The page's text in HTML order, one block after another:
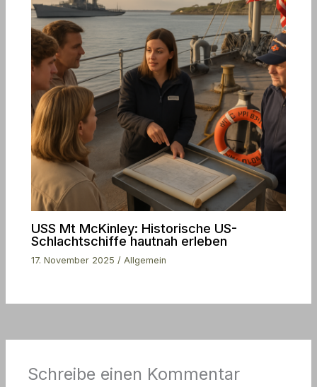
USS Mt McKinley: Historische US-
Schlachtschiffe hautnah erleben
17. November 2025/Allgemein
Schreibe einen Kommentar